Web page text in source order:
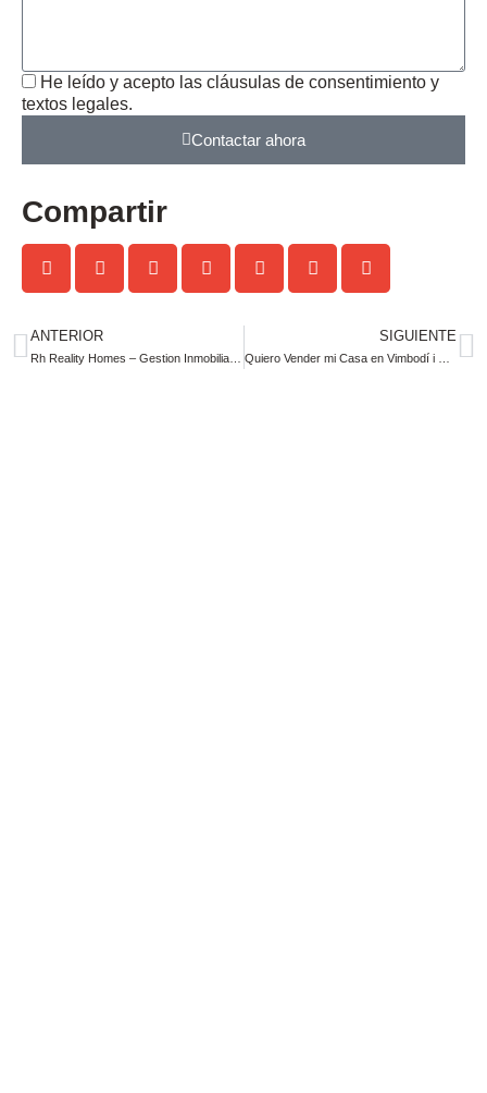
He leído y acepto las cláusulas de consentimiento y
textos legales.
Contactar ahora
Compartir
ANTERIOR SIGUIENTE